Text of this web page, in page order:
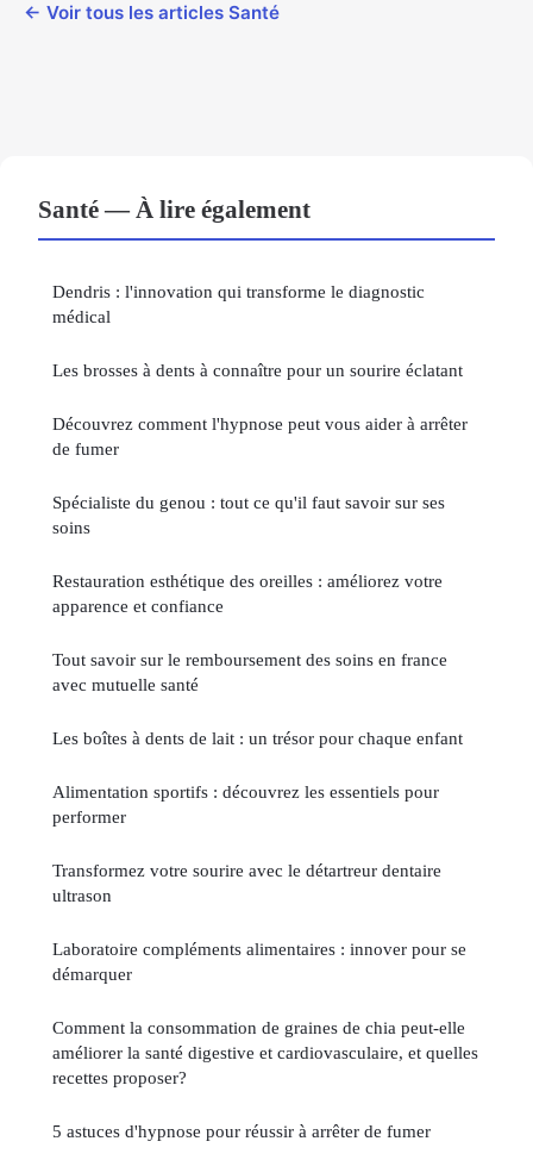
← Voir tous les articles Santé
Santé — À lire également
Dendris : l'innovation qui transforme le diagnostic
médical
Les brosses à dents à connaître pour un sourire éclatant
Découvrez comment l'hypnose peut vous aider à arrêter
de fumer
Spécialiste du genou : tout ce qu'il faut savoir sur ses
soins
Restauration esthétique des oreilles : améliorez votre
apparence et confiance
Tout savoir sur le remboursement des soins en france
avec mutuelle santé
Les boîtes à dents de lait : un trésor pour chaque enfant
Alimentation sportifs : découvrez les essentiels pour
performer
Transformez votre sourire avec le détartreur dentaire
ultrason
Laboratoire compléments alimentaires : innover pour se
démarquer
Comment la consommation de graines de chia peut-elle
améliorer la santé digestive et cardiovasculaire, et quelles
recettes proposer?
5 astuces d'hypnose pour réussir à arrêter de fumer